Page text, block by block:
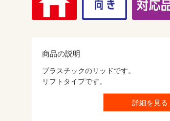
商品の説明
プラスチックのリッドです。
リフトタイプです。
詳細を見る